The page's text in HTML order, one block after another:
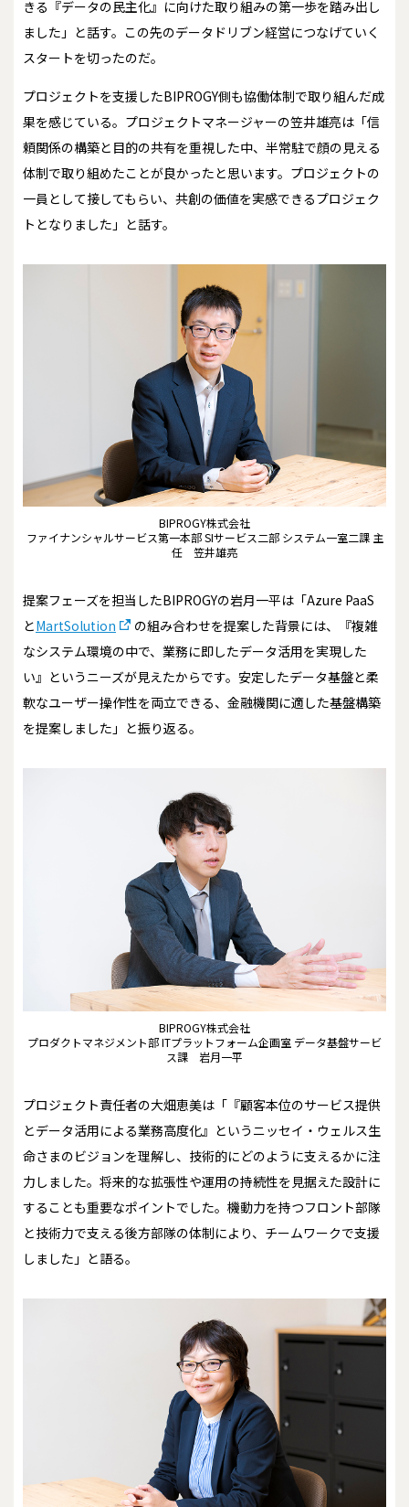
きる『データの民主化』に向けた取り組みの第一歩を踏み出し
ました」と話す。この先のデータドリブン経営につなげていく
スタートを切ったのだ。
プロジェクトを支援したBIPROGY側も協働体制で取り組んだ成
果を感じている。プロジェクトマネージャーの笠井雄亮は「信
頼関係の構築と目的の共有を重視した中、半常駐で顔の見える
体制で取り組めたことが良かったと思います。プロジェクトの
一員として接してもらい、共創の価値を実感できるプロジェク
トとなりました」と話す。
BIPROGY株式会社
ファイナンシャルサービス第一本部 SIサービス二部 システム一室二課 主
任 笠井雄亮
提案フェーズを担当したBIPROGYの岩月一平は「Azure PaaS
とMartSolution
の組み合わせを提案した背景には、『複雑
なシステム環境の中で、業務に即したデータ活用を実現した
い』というニーズが見えたからです。安定したデータ基盤と柔
軟なユーザー操作性を両立できる、金融機関に適した基盤構築
を提案しました」と振り返る。
BIPROGY株式会社
プロダクトマネジメント部 ITプラットフォーム企画室 データ基盤サービ
ス課 岩月一平
プロジェクト責任者の大畑恵美は「『顧客本位のサービス提供
とデータ活用による業務高度化』というニッセイ・ウェルス生
命さまのビジョンを理解し、技術的にどのように支えるかに注
力しました。将来的な拡張性や運用の持続性を見据えた設計に
することも重要なポイントでした。機動力を持つフロント部隊
と技術力で支える後方部隊の体制により、チームワークで支援
しました」と語る。